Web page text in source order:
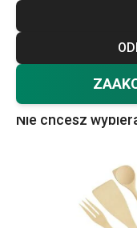
znajdziesz komplety
gotowania.
A jeśli zagubisz
łopatkę
Akcesoria kuchenne
Więcej
Nie chcesz